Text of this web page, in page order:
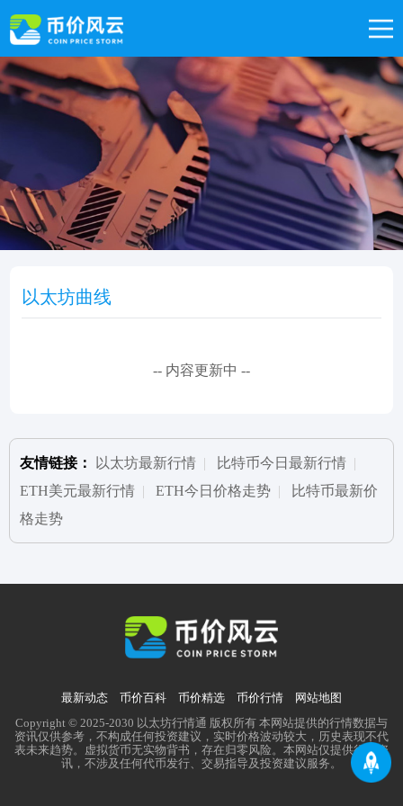
以太坊曲线
-- 内容更新中 --
友情链接： 以太坊最新行情 | 比特币今日最新行情 |
ETH美元最新行情 |ETH今日价格走势 | 比特币最新价
格走势
最新动态 币价百科 币价精选 币价行情 网站地图
Copyright © 2025-2030 以太坊行情通 版权所有 本网站提供的行情数据与
资讯仅供参考，不构成任何投资建议，实时价格波动较大，历史表现不代
表未来趋势。虚拟货币无实物背书，存在归零风险。本网站仅提供行业资
讯，不涉及任何代币发行、交易指导及投资建议服务。